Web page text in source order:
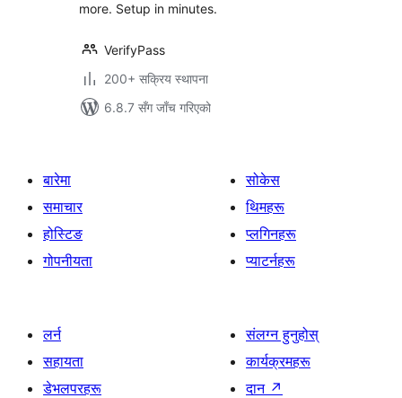
more. Setup in minutes.
VerifyPass
200+ सक्रिय स्थापना
6.8.7 सँग जाँच गरिएको
बारेमा
समाचार
होस्टिङ
गोपनीयता
सोकेस
थिमहरू
प्लगिनहरू
प्याटर्नहरू
लर्न
सहायता
डेभलपरहरू
संलग्न हुनुहोस्
कार्यक्रमहरू
दान ↗